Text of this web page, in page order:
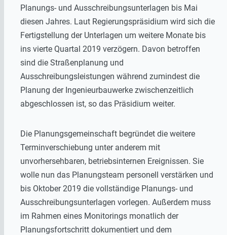
Planungs- und Ausschreibungsunterlagen bis Mai
diesen Jahres. Laut Regierungspräsidium wird sich die
Fertigstellung der Unterlagen um weitere Monate bis
ins vierte Quartal 2019 verzögern. Davon betroffen
sind die Straßenplanung und
Ausschreibungsleistungen während zumindest die
Planung der Ingenieurbauwerke zwischenzeitlich
abgeschlossen ist, so das Präsidium weiter.
Die Planungsgemeinschaft begründet die weitere
Terminverschiebung unter anderem mit
unvorhersehbaren, betriebsinternen Ereignissen. Sie
wolle nun das Planungsteam personell verstärken und
bis Oktober 2019 die vollständige Planungs- und
Ausschreibungsunterlagen vorlegen. Außerdem muss
im Rahmen eines Monitorings monatlich der
Planungsfortschritt dokumentiert und dem